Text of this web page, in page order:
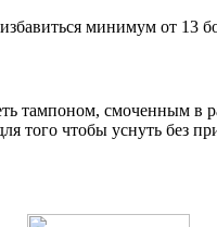
минимум от 13
тампоном, смоченным в
того чтобы уснуть без